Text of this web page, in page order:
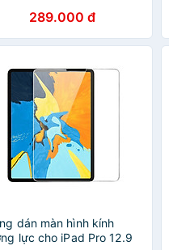
M1 / iPad Pro 11 2020 /
Pro 11 2018 hiệu Mercury
(mỏng 0.2 mm, vát
2.5D, chống trầy, chống
- hàng nhập khẩu
289.000 đ
dán màn hình kính
lực cho iPad Pro 12.9